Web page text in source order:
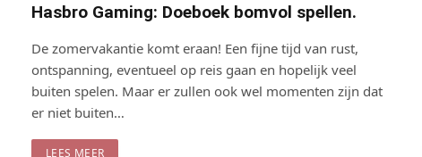
Hasbro Gaming: Doeboek bomvol spellen.
De zomervakantie komt eraan! Een fijne tijd van rust,
ontspanning, eventueel op reis gaan en hopelijk veel
buiten spelen. Maar er zullen ook wel momenten zijn dat
er niet buiten…
LEES MEER